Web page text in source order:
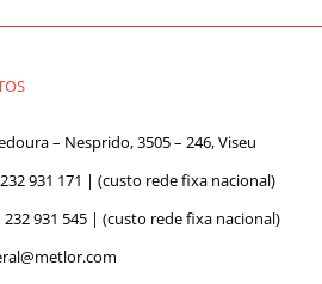
– Nesprido, 3505 – 246, Viseu
931 171 | (custo rede fixa nacional)
232 931 545 | (custo rede fixa nacional)